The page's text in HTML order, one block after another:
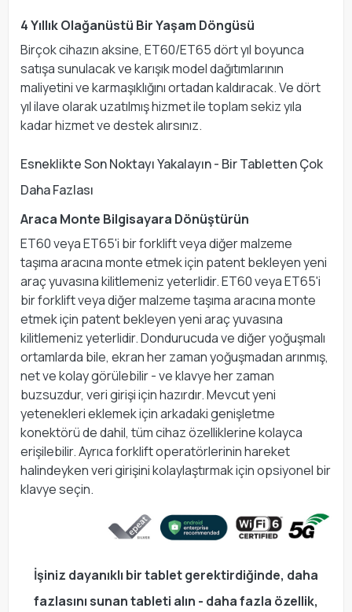
4 Yıllık Olağanüstü Bir Yaşam Döngüsü
Birçok cihazın aksine, ET60/ET65 dört yıl boyunca
satışa sunulacak ve karışık model dağıtımlarının
maliyetini ve karmaşıklığını ortadan kaldıracak. Ve dört
yıl ilave olarak uzatılmış hizmet ile toplam sekiz yıla
kadar hizmet ve destek alırsınız.
Esneklikte Son Noktayı Yakalayın - Bir Tabletten Çok
Daha Fazlası
Araca Monte Bilgisayara Dönüştürün
ET60 veya ET65'i bir forklift veya diğer malzeme
taşıma aracına monte etmek için patent bekleyen yeni
araç yuvasına kilitlemeniz yeterlidir. ET60 veya ET65'i
bir forklift veya diğer malzeme taşıma aracına monte
etmek için patent bekleyen yeni araç yuvasına
kilitlemeniz yeterlidir. Dondurucuda ve diğer yoğuşmalı
ortamlarda bile, ekran her zaman yoğuşmadan arınmış,
net ve kolay görülebilir - ve klavye her zaman
buzsuzdur, veri girişi için hazırdır. Mevcut yeni
yetenekleri eklemek için arkadaki genişletme
konektörü de dahil, tüm cihaz özelliklerine kolayca
erişilebilir. Ayrıca forklift operatörlerinin hareket
halindeyken veri girişini kolaylaştırmak için opsiyonel bir
klavye seçin.
İşiniz dayanıklı bir tablet gerektirdiğinde, daha
fazlasını sunan tableti alın - daha fazla özellik,